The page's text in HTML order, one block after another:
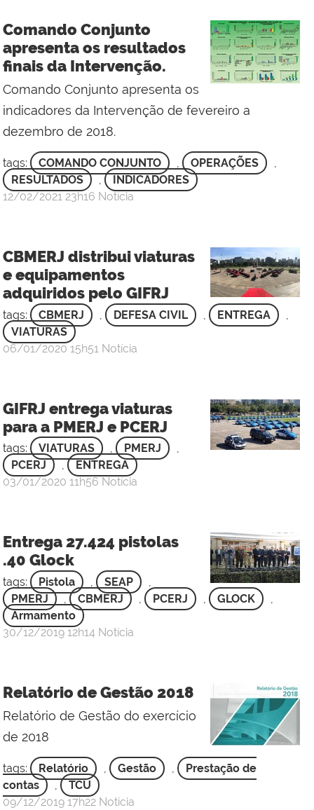
Federal
Comando Conjunto
apresenta os resultados
finais da Intervenção.
Comando Conjunto apresenta os
indicadores da Intervenção de fevereiro a
dezembro de 2018.
tags: COMANDO CONJUNTO , OPERAÇÕES
,
RESULTADOS
,
INDICADORES
por
Santos
Marques
de
Abrantes
publicado
12/02/2021 23h16 Notícia
CBMERJ distribui viaturas
e equipamentos
adquiridos pelo GIFRJ
tags: CBMERJ DEFESA CIVIL ENTREGA
VIATURAS
por
Oliveira
Carneiro
-
3
Sgt
publicado
06/01/2020 15h51 Notícia
GIFRJ entrega viaturas
para a PMERJ e PCERJ
tags: VIATURAS , PMERJ
,
PCERJ
,
ENTREGA
por
Oliveira
Carneiro
-
3
Sgt
publicado
03/01/2020 11h56 Notícia
Entrega 27.424 pistolas
.40 Glock
tags: Pistola , SEAP
,
PMERJ
, CBMERJ , PCERJ , GLOCK
,
Armamento
por
Oliveira
Carneiro
-
Sgt
publicado
30/12/2019 12h14 Notícia
Relatório de Gestão 2018
Relatório de Gestão do exercício
de 2018
tags: Relatório , Gestão ,
Prestação de
contas
,
TCU
por
publicado
09/12/2019 17h22 Notícia